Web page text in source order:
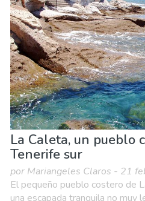
Museos & Arte
Naturaleza
Vida nocturna & Bares
La Caleta, un pueblo
Tenerife sur
por Mariangeles Claros - 21
El pequeño pueblo costero de
una escapada tranquila no muy